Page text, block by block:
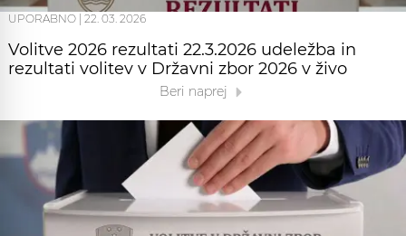
UPORABNO 22. 03. 2026
Volitve 2026 rezultati 22.3.2026 udeležba in
rezultati volitev v Državni zbor 2026 v živo
Beri naprej